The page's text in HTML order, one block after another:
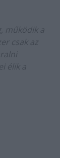
működik a
csak az
élik a